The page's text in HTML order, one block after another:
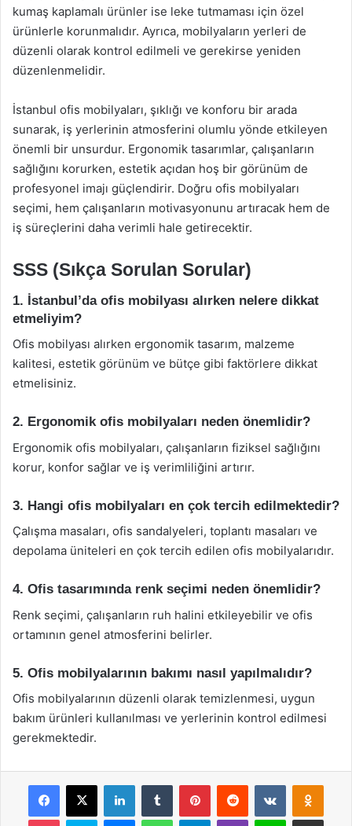
kumaş kaplamalı ürünler ise leke tutmaması için özel
ürünlerle korunmalıdır. Ayrıca, mobilyaların yerleri de
düzenli olarak kontrol edilmeli ve gerekirse yeniden
düzenlenmelidir.
İstanbul ofis mobilyaları, şıklığı ve konforu bir arada
sunarak, iş yerlerinin atmosferini olumlu yönde etkileyen
önemli bir unsurdur. Ergonomik tasarımlar, çalışanların
sağlığını korurken, estetik açıdan hoş bir görünüm de
profesyonel imajı güçlendirir. Doğru ofis mobilyaları
seçimi, hem çalışanların motivasyonunu artıracak hem de
iş süreçlerini daha verimli hale getirecektir.
SSS (Sıkça Sorulan Sorular)
1. İstanbul’da ofis mobilyası alırken nelere dikkat
etmeliyim?
Ofis mobilyası alırken ergonomik tasarım, malzeme
kalitesi, estetik görünüm ve bütçe gibi faktörlere dikkat
etmelisiniz.
2. Ergonomik ofis mobilyaları neden önemlidir?
Ergonomik ofis mobilyaları, çalışanların fiziksel sağlığını
korur, konfor sağlar ve iş verimliliğini artırır.
3. Hangi ofis mobilyaları en çok tercih edilmektedir?
Çalışma masaları, ofis sandalyeleri, toplantı masaları ve
depolama üniteleri en çok tercih edilen ofis mobilyalarıdır.
4. Ofis tasarımında renk seçimi neden önemlidir?
Renk seçimi, çalışanların ruh halini etkileyebilir ve ofis
ortamının genel atmosferini belirler.
5. Ofis mobilyalarının bakımı nasıl yapılmalıdır?
Ofis mobilyalarının düzenli olarak temizlenmesi, uygun
bakım ürünleri kullanılması ve yerlerinin kontrol edilmesi
gerekmektedir.
Facebook
X LinkedInTumblr PinterestReddit VKontakte
Pocket Skype MessengerWhatsAppTelegramViber Line E-Posta ile